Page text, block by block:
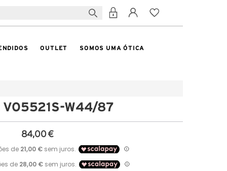
OUTLET SOMOS UMA ÓTICA
VO5521S-W44/87
84,00 €